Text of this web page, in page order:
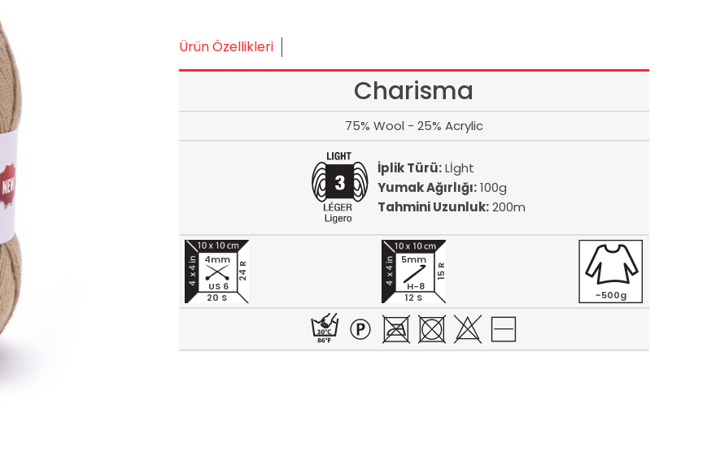
Ürün Özellikleri
Charisma
75% Wool - 25% Acrylic
İplik Türü:Lİght
Yumak Ağırlığı:100g
Tahmini Uzunluk:200m
20 S
24 R
4mm
US 6
12 S
15 R
5mm
H-8
~500g